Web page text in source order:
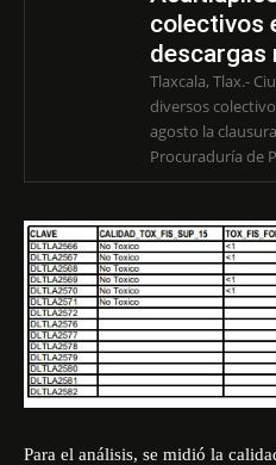
colectivos
descargas
Tlaxcala, Tlax.-
diversos
agosto la
Procuraduría de
Para el análisis, se midió la